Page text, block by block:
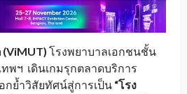
(ViMUT) โรงพยาบาลเอกชนชั้น
ทพฯ เดินเกมรุกตลาดบริการ
กย้ำวิสัยทัศน์สู่การเป็น “โรง